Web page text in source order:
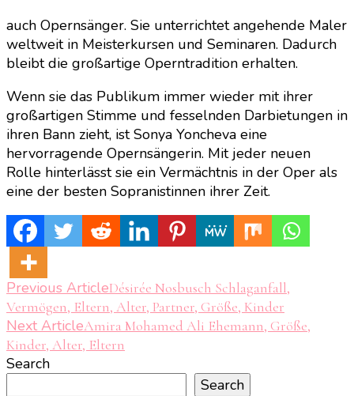
auch Opernsänger. Sie unterrichtet angehende Maler
weltweit in Meisterkursen und Seminaren. Dadurch
bleibt die großartige Operntradition erhalten.
Wenn sie das Publikum immer wieder mit ihrer
großartigen Stimme und fesselnden Darbietungen in
ihren Bann zieht, ist Sonya Yoncheva eine
hervorragende Opernsängerin. Mit jeder neuen
Rolle hinterlässt sie ein Vermächtnis in der Oper als
eine der besten Sopranistinnen ihrer Zeit.
Post
Navigation
Previous ArticleDésirée Nosbusch Schlaganfall,
Vermögen, Eltern, Alter, Partner, Größe, Kinder
Next ArticleAmira Mohamed Ali Ehemann, Größe,
Kinder, Alter, Eltern
Search
Search